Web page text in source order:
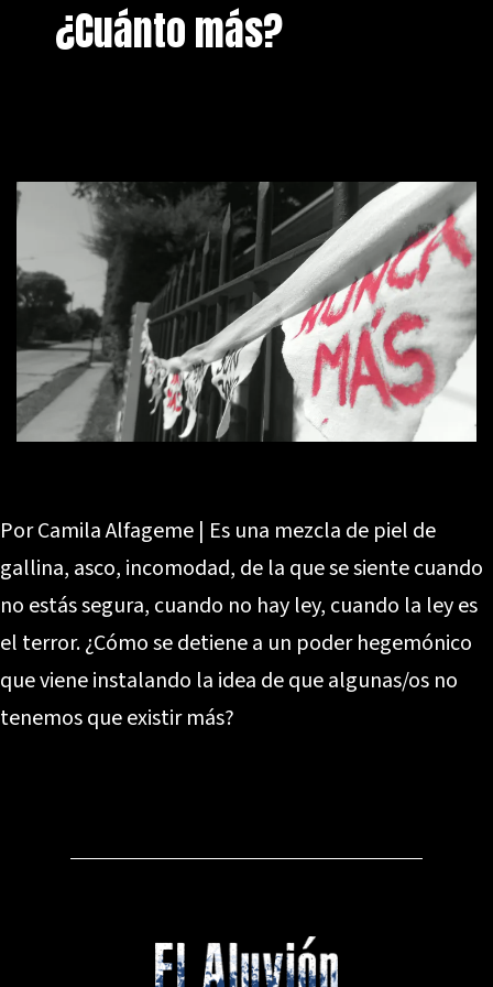
¿Cuánto más?
Por Camila Alfageme | Es una mezcla de piel de
gallina, asco, incomodad, de la que se siente cuando
no estás segura, cuando no hay ley, cuando la ley es
el terror. ¿Cómo se detiene a un poder hegemónico
que viene instalando la idea de que algunas/os no
tenemos que existir más?